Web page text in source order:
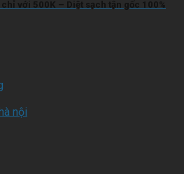
với 500K – Diệt sạch tận gốc 100%
nội